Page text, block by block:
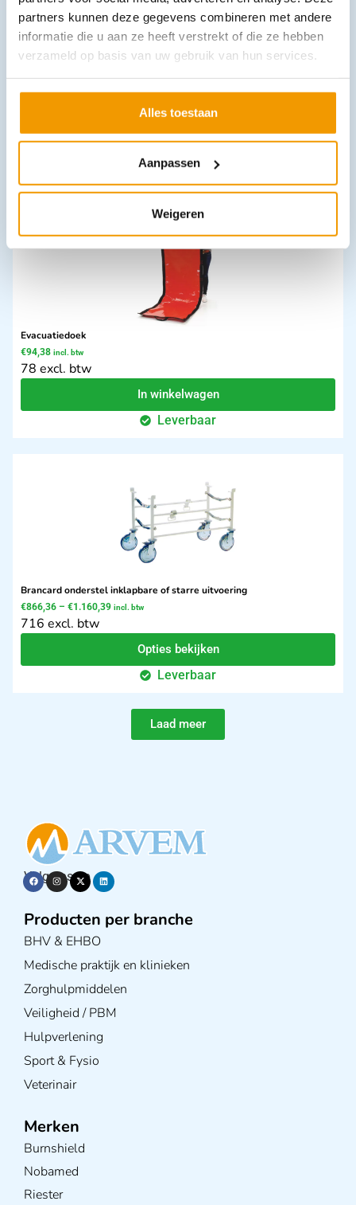
partners kunnen deze gegevens combineren met andere
informatie die u aan ze heeft verstrekt of die ze hebben
verzameld op basis van uw gebruik van hun services.
Alles toestaan
Aanpassen
Weigeren
Bloeddrukmeter Ri-Champion N Smart pro
€
Opties bekijken
Leverbaar
Evacuatiedoek
€94,38 incl. btw
78 excl. btw
In winkelwagen
Leverbaar
Brancard onderstel inklapbare of starre uitvoering
€866,36 – €1.160,39 incl. btw
716 excl. btw
Opties bekijken
Leverbaar
Laad meer
Volg ons op
Producten per branche
BHV & EHBO
Medische praktijk en klinieken
Zorghulpmiddelen
Veiligheid / PBM
Hulpverlening
Sport & Fysio
Veterinair
Merken
Burnshield
Nobamed
Riester